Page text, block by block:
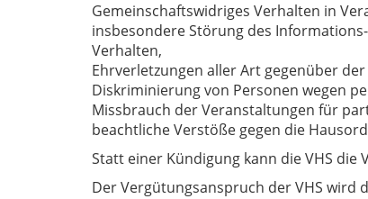
Gemeinschaftswidriges Verhalten in
insbesondere Störung des
Verhalten,
Ehrverletzungen aller Art gegenüber
Diskriminierung von Personen wegen
Missbrauch der Veranstaltungen für
beachtliche Verstöße gegen die
Statt einer Kündigung kann die VHS
Der Vergütungsanspruch der VHS wird